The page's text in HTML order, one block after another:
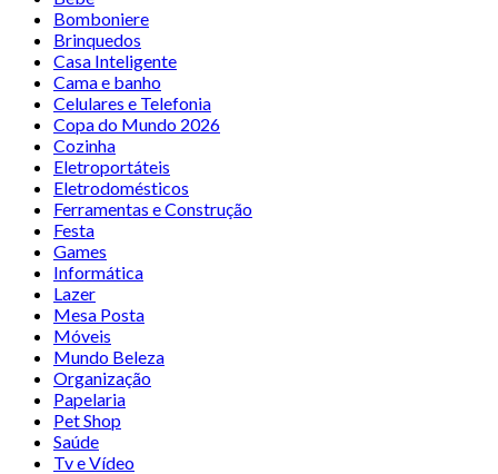
Bomboniere
Brinquedos
Casa Inteligente
Cama e banho
Celulares e Telefonia
Copa do Mundo 2026
Cozinha
Eletroportáteis
Eletrodomésticos
Ferramentas e Construção
Festa
Games
Informática
Lazer
Mesa Posta
Móveis
Mundo Beleza
Organização
Papelaria
Pet Shop
Saúde
Tv e Vídeo